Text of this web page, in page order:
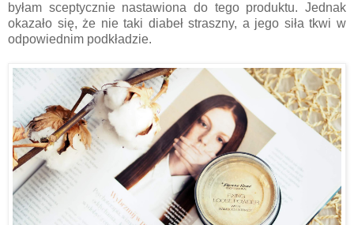
byłam sceptycznie nastawiona do tego produktu. Jednak
okazało się, że nie taki diabeł straszny, a jego siła tkwi w
odpowiednim podkładzie.